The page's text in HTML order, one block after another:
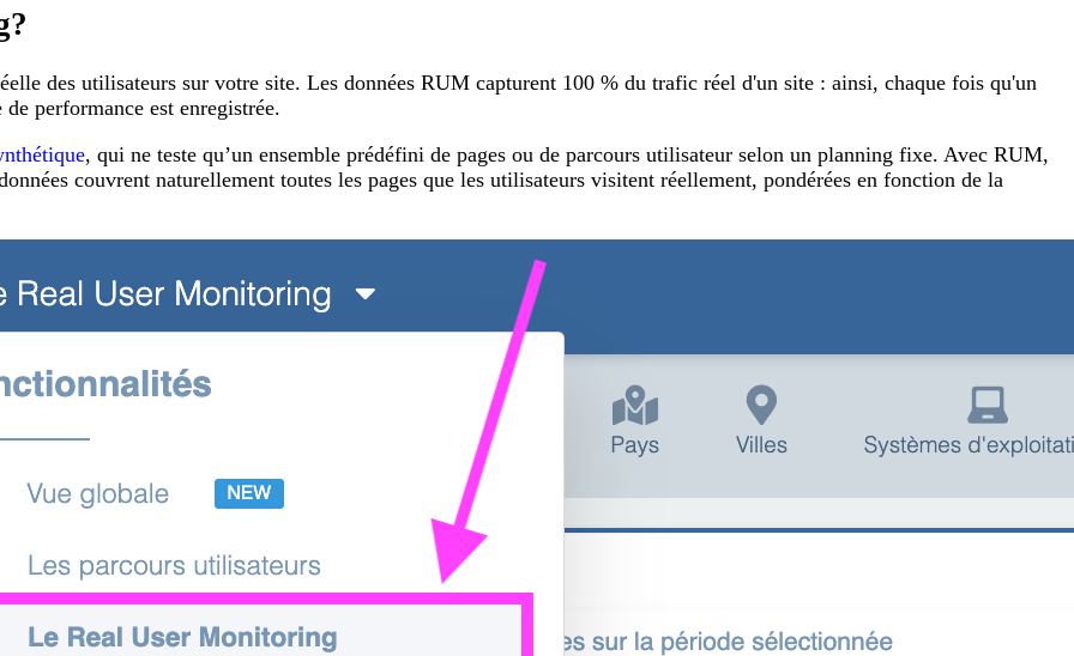
des utilisateurs sur votre site. Les données RUM capturent 100 % du trafic réel d'un site : ainsi, chaque fois qu'un
performance est enregistrée.
, qui ne teste qu’un ensemble prédéfini de pages ou de parcours utilisateur selon un planning fixe. Avec RUM,
couvrent naturellement toutes les pages que les utilisateurs visitent réellement, pondérées en fonction de la